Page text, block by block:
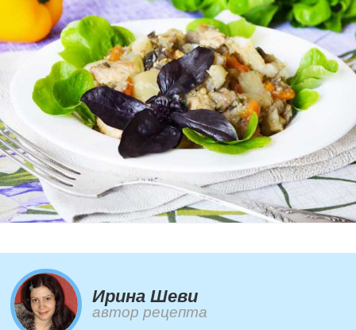
Ирина Шеви
автор рецепта